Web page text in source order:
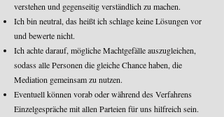
verstehen und gegenseitig verständlich zu machen.
Ich bin neutral, das heißt ich schlage keine Lösungen vor
und bewerte nicht.
Ich achte darauf, mögliche Machtgefälle auszugleichen,
sodass alle Personen die gleiche Chance haben, die
Mediation gemeinsam zu nutzen.
Eventuell können vorab oder während des Verfahrens
Einzelgespräche mit allen Parteien für uns hilfreich sein.